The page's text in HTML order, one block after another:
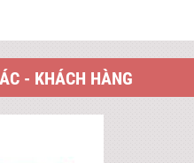
- KHÁCH HÀNG